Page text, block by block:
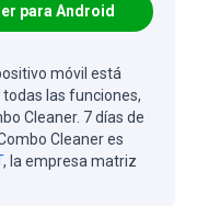
para Android
móvil está
las funciones,
Cleaner. 7 días de
Cleaner es
, la empresa matriz